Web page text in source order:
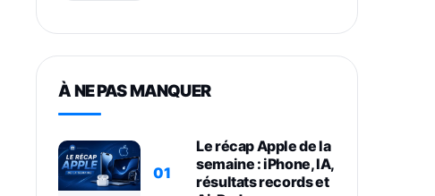
À NE PAS MANQUER
01
Le récap Apple de la
semaine : iPhone, IA,
résultats records et